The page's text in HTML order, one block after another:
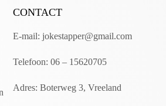
CONTACT
E-mail: jokestapper@gmail.com
Telefoon: 06 – 15620705
Adres: Boterweg 3, Vreeland